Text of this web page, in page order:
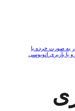
به صورت خرده یا
یا باربری اتوبوسی